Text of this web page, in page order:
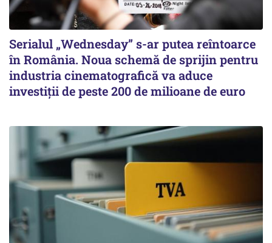
Serialul „Wednesday” s-ar putea reîntoarce
în România. Noua schemă de sprijin pentru
industria cinematografică va aduce
investiții de peste 200 de milioane de euro